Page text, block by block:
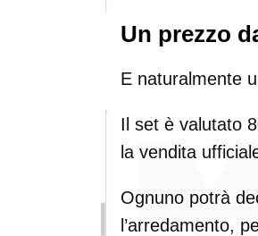
Un prezzo
E naturalmente
Il set è valutato
la vendita
Ognuno potrà
l’arredamento,